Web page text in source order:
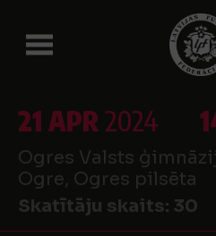
21 APR2024
Ogres Valsts
Ogre, Ogres pilsēta
Skatītāju skaits: 30